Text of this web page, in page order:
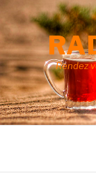
Aller
au
contenu
Rendez